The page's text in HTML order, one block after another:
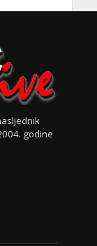
godine